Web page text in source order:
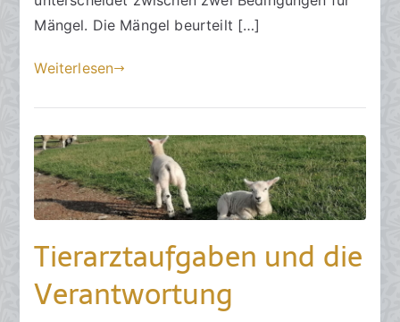
2
0
4
Mängel. Die Mängel beurteilt […]
Weiterlesen
Tierarztaufgaben und die
Verantwortung